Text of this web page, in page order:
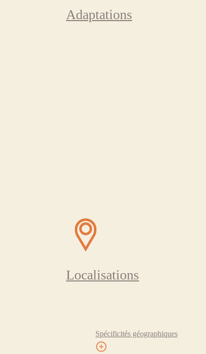
Adaptations
Localisations
Spécificités géographiques